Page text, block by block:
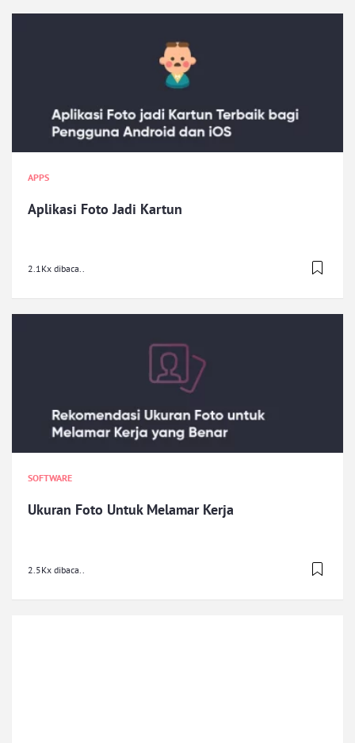
APPS
Aplikasi Foto Jadi Kartun
2.1Kx dibaca..
SOFTWARE
Ukuran Foto Untuk Melamar Kerja
2.5Kx dibaca..